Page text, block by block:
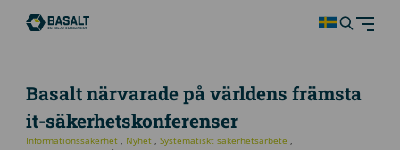
Basalt närvarade på världens främsta
it-säkerhetskonferenser
Informationssäkerhet Nyhet Systematiskt säkerhetsarbete